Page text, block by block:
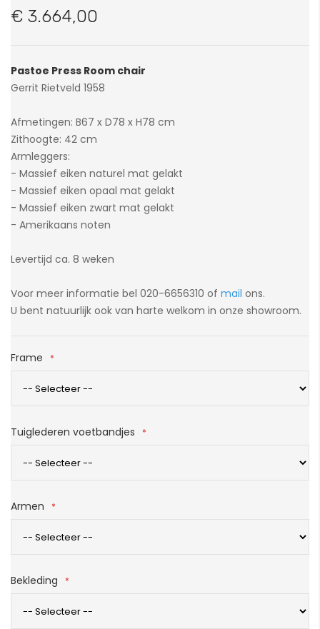
begin
van
gallerij
€ 3.664,00
Pastoe Press Room chair
Gerrit Rietveld 1958
Afmetingen: B67 x D78 x H78 cm
Zithoogte: 42 cm
Armleggers:
- Massief eiken naturel mat gelakt
- Massief eiken opaal mat gelakt
- Massief eiken zwart mat gelakt
- Amerikaans noten
Levertijd ca. 8 weken
Voor meer informatie bel 020-6656310 of mail ons.
U bent natuurlijk ook van harte welkom in onze showroom.
Frame
Tuiglederen voetbandjes
Armen
Bekleding